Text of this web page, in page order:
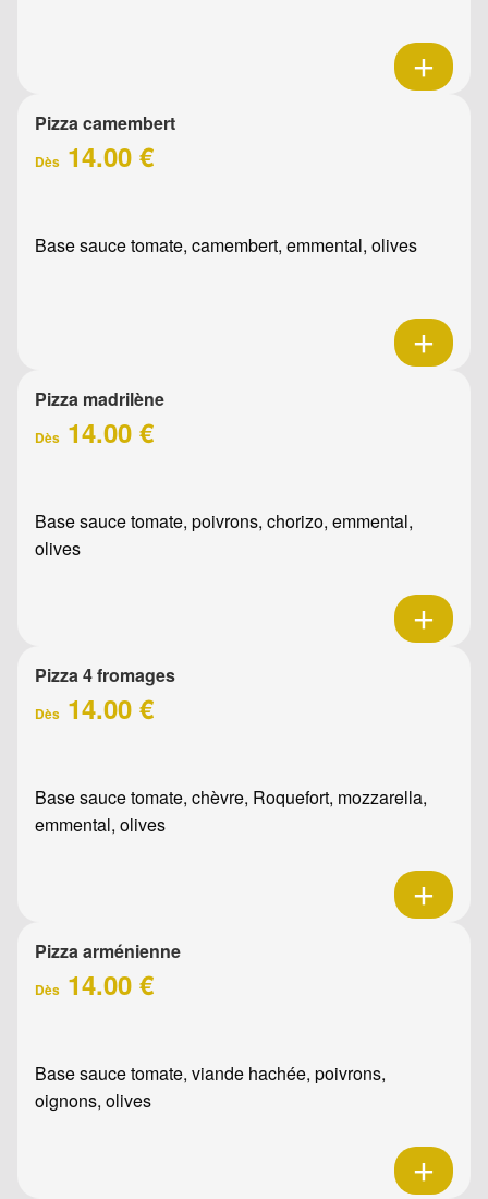
Pizza camembert
Dès 14.00 €
Base sauce tomate, camembert, emmental, olives
Pizza madrilène
Dès 14.00 €
Base sauce tomate, poivrons, chorizo, emmental,
olives
Pizza 4 fromages
Dès 14.00 €
Base sauce tomate, chèvre, Roquefort, mozzarella,
emmental, olives
Pizza arménienne
Dès 14.00 €
Base sauce tomate, viande hachée, poivrons,
oignons, olives